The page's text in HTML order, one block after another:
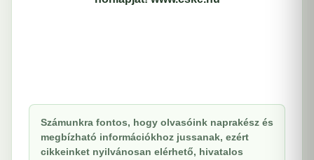
Számunkra fontos, hogy olvasóink naprakész és
megbízható információkhoz jussanak, ezért
cikkeinket nyilvánosan elérhető, hivatalos